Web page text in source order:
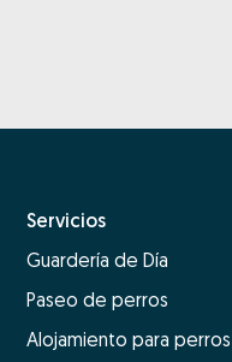
Servicios
Guardería de Día
Paseo de perros
Alojamiento para perros